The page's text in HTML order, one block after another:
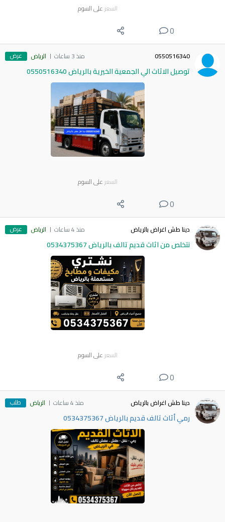
السعر على السوم
0
0550516340 منذ 3 ساعات الرياض عرض
توصيل الاثاث الي الجمعية الخيرية بالرياض 0550516340
السعر على السوم
0
دينا طش اغراض بالرياض منذ 4 ساعات الرياض عرض
نتخلص من اثاث قديم تالف بالرياض 0534375367
السعر على السوم
0
دينا طش اغراض بالرياض منذ 4 ساعات الرياض طلب
رمي أثاث تالف قديم بالرياض 0534375367